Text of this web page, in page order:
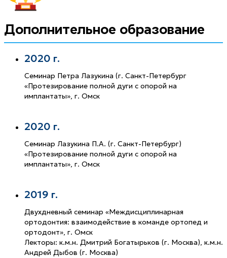
Дополнительное образование
2020 г.
Семинар Петра Лазукина (г. Санкт-Петербург
«Протезирование полной дуги с опорой на
имплантаты», г. Омск
2020 г.
Семинар Лазукина П.А. (г. Санкт-Петербург)
«Протезирование полной дуги с опорой на
имплантаты», г. Омск
2019 г.
Двухдневный семинар «Междисциплинарная
ортодонтия: взаимодействие в команде ортопед и
ортодонт», г. Омск
Лекторы: к.м.н. Дмитрий Богатырьков (г. Москва), к.м.н.
Андрей Дыбов (г. Москва)